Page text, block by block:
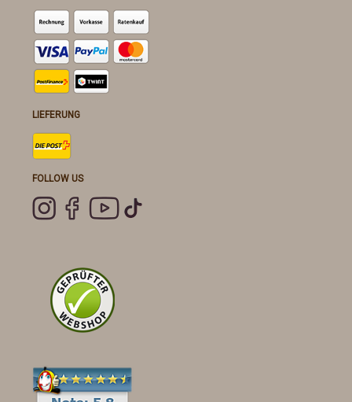
LIEFERUNG
FOLLOW US